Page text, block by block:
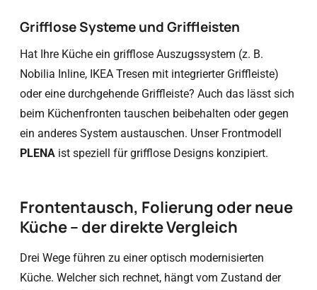
Grifflose Systeme und Griffleisten
Hat Ihre Küche ein grifflose Auszugssystem (z. B.
Nobilia Inline, IKEA Tresen mit integrierter Griffleiste)
oder eine durchgehende Griffleiste? Auch das lässt sich
beim Küchenfronten tauschen beibehalten oder gegen
ein anderes System austauschen. Unser Frontmodell
PLENA ist speziell für grifflose Designs konzipiert.
Frontentausch, Folierung oder neue
Küche – der direkte Vergleich
Drei Wege führen zu einer optisch modernisierten
Küche. Welcher sich rechnet, hängt vom Zustand der